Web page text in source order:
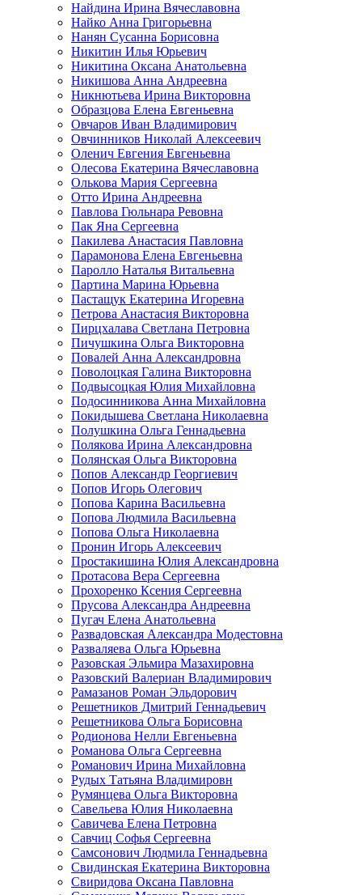
Найдина Ирина Вячеславовна
Найко Анна Григорьевна
Нанян Сусанна Борисовна
Никитин Илья Юрьевич
Никитина Оксана Анатольевна
Никишова Анна Андреевна
Никнютьева Ирина Викторовна
Образцова Елена Евгеньевна
Овчаров Иван Владимирович
Овчинников Николай Алексеевич
Оленич Евгения Евгеньевна
Олесова Екатерина Вячеславовна
Олькова Мария Сергеевна
Отто Ирина Андреевна
Павлова Гюльнара Ревовна
Пак Яна Сергеевна
Пакилева Анастасия Павловна
Парамонова Елена Евгеньевна
Паролло Наталья Витальевна
Партина Марина Юрьевна
Пастащук Екатерина Игоревна
Петрова Анастасия Викторовна
Пирцхалава Светлана Петровна
Пичушкина Ольга Викторовна
Повалей Анна Александровна
Поволоцкая Галина Викторовна
Подвысоцкая Юлия Михайловна
Подосинникова Анна Михайловна
Покидышева Светлана Николаевна
Полушкина Ольга Геннадьевна
Полякова Ирина Александровна
Полянская Ольга Викторовна
Попов Александр Георгиевич
Попов Игорь Олегович
Попова Карина Васильевна
Попова Людмила Васильевна
Попова Ольга Николаевна
Пронин Игорь Алексеевич
Простакишина Юлия Александровна
Протасова Вера Сергеевна
Прохоренко Ксения Сергеевна
Прусова Александра Андреевна
Пугач Елена Анатольевна
Развадовская Александра Модестовна
Разваляева Ольга Юрьевна
Разовская Эльмира Мазахировна
Разовский Валериан Владимирович
Рамазанов Роман Эльдорович
Решетников Дмитрий Геннадьевич
Решетникова Ольга Борисовна
Родионова Нелли Евгеньевна
Романова Ольга Сергеевна
Романович Ирина Михайловна
Рудых Татьяна Владимировн
Румянцева Ольга Викторовна
Савельева Юлия Николаевна
Савичева Елена Петровна
Савчиц Софья Сергеевна
Самсонович Людмила Геннадьевна
Свидинская Екатерина Викторовна
Свиридова Оксана Павловна